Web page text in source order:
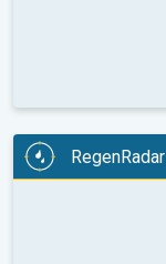
RegenRadar